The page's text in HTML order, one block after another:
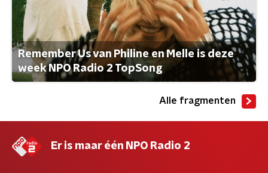
Remember Us van Philine en Melle is deze
week NPO Radio 2 TopSong
Alle fragmenten
Er is maar één NPO Radio 2